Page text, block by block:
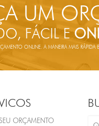
UM
FÁCIL E
ONLINE. A MANEIRA MAIS RÁPIDA
ORÇAMENTO